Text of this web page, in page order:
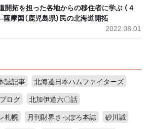
開拓を担った各地からの移住者に学ぶ （４
薩摩国（鹿児島県）民の北海道開拓
2022.08.01
誌記事
北海道日本ハムファイターズ
ログ
北加伊道六〇話
札幌
月刊財界さっぽろ本誌
砂川誠